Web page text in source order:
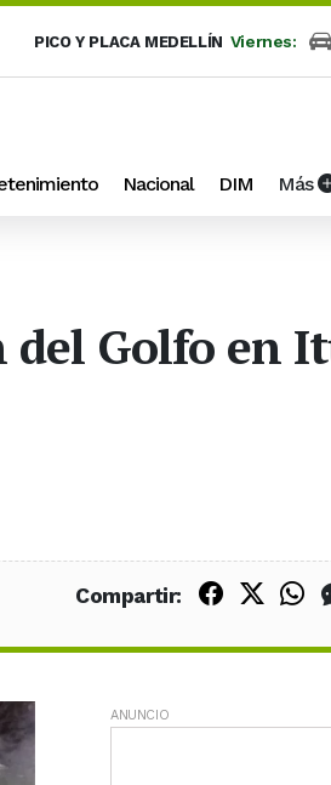
PICO Y PLACA MEDELLÍN Viernes:
Nacional DIM Más
Golfo en
Compartir:
ANUNCIO